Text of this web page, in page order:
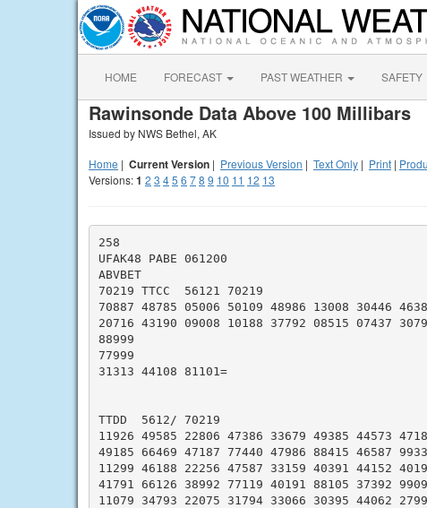
HOME FORECAST PAST WEATHER SAFETY
Rawinsonde Data Above 100 Millibars
Issued by NWS Bethel, AK
Home | Current Version | Previous Version | Text Only | Print |
Versions:1 2 3 45 6 78 9 10 11 12 13
258
UFAK48 PABE 061200
ABVBET
70219 TTCC  56121 70219
70887 48785 05006 50109 48986 13008 30446
20716 43190 09008 10188 37792 08515 07437
88999
77999
31313 44108 81101=
TTDD  5612/ 70219
11926 49585 22806 47386 33679 49385 44573
49185 66469 47187 77440 47986 88415 46587
11299 46188 22256 47587 33159 40391 44152
41791 66126 38992 77119 40191 88105 37392
11079 34793 22075 31794 33066 30395 44062